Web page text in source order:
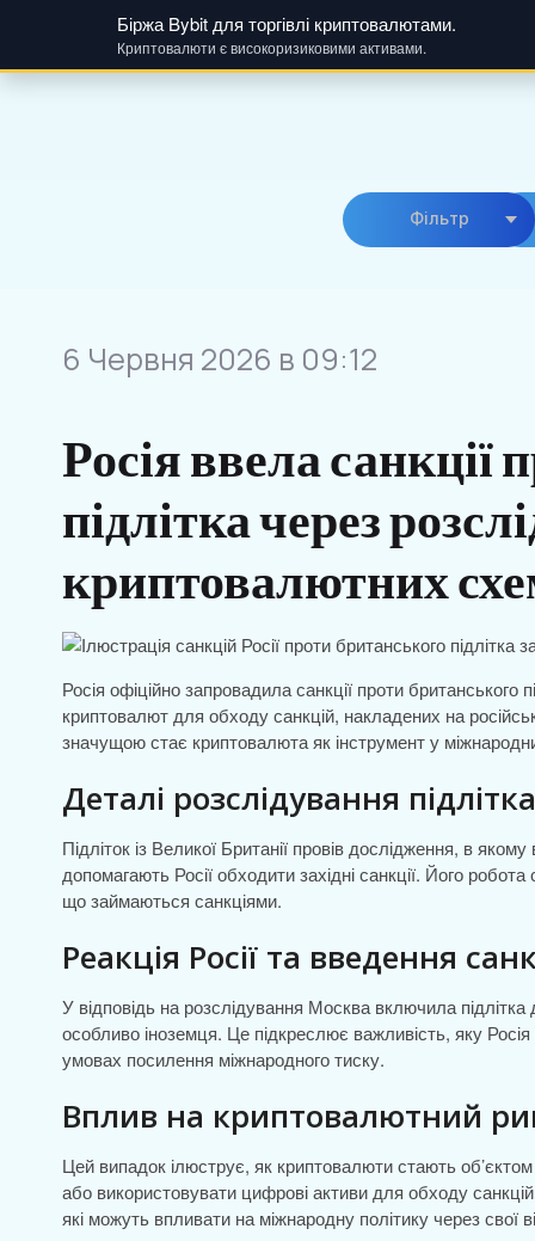
Біржа Bybit для торгівлі криптовалютами.
Криптовалюти є високоризиковими активами.
Фiльтр
6 Червня 2026 в 09:12
Росія ввела санкції
підлітка через
криптовалютних
Росія офіційно запровадила санкції проти
криптовалют для обходу санкцій, накладених на
значущою стає криптовалюта як інструмент у
Деталі розслідування підлітка
Підліток із Великої Британії провів дослідження, в
допомагають Росії обходити західні санкції. Його
що займаються санкціями.
Реакція Росії та введення
У відповідь на розслідування Москва включила
особливо іноземця. Це підкреслює важливість, яку
умовах посилення міжнародного тиску.
Вплив на криптовалютний
Цей випадок ілюструє, як криптовалюти стають
або використовувати цифрові активи для обходу
які можуть впливати на міжнародну політику через свої